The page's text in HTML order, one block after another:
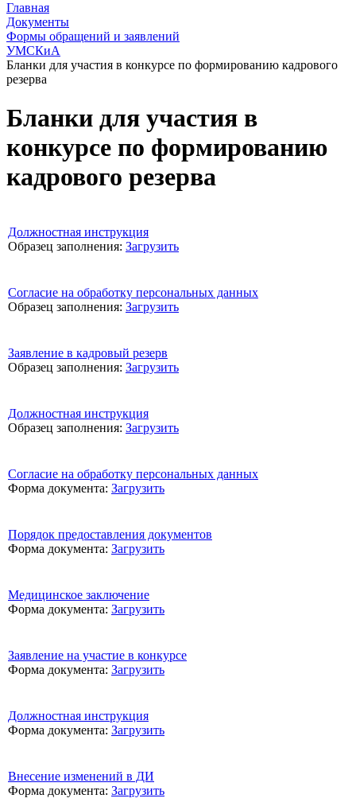
Главная
Документы
Формы обращений и заявлений
УМСКиА
Бланки для участия в конкурсе по формированию кадрового
резерва
Бланки для участия в
конкурсе по формированию
кадрового резерва
Должностная инструкция
Образец заполнения: Загрузить
Согласие на обработку персональных данных
Образец заполнения: Загрузить
Заявление в кадровый резерв
Образец заполнения: Загрузить
Должностная инструкция
Образец заполнения: Загрузить
Согласие на обработку персональных данных
Форма документа: Загрузить
Порядок предоставления документов
Форма документа: Загрузить
Медицинское заключение
Форма документа: Загрузить
Заявление на участие в конкурсе
Форма документа: Загрузить
Должностная инструкция
Форма документа: Загрузить
Внесение изменений в ДИ
Форма документа: Загрузить